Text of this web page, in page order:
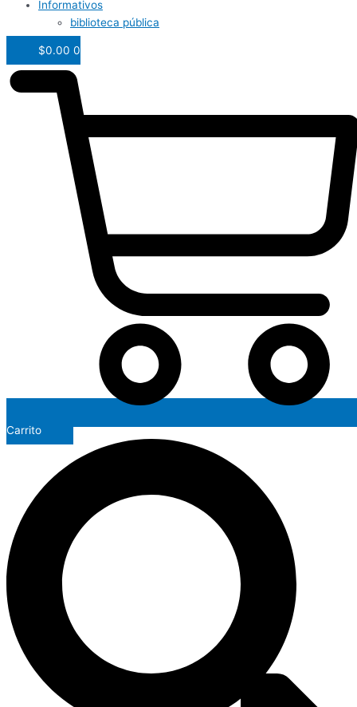
Informativos
biblioteca pública
$0.00 0
Carrito